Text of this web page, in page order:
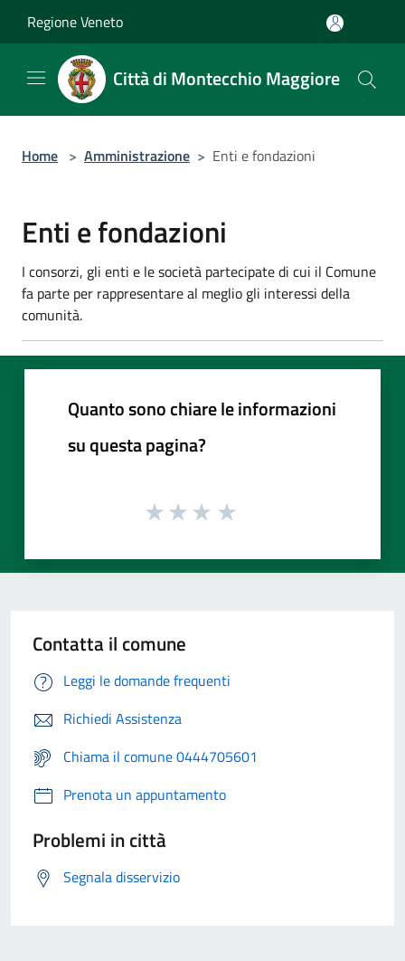
Regione Veneto
Città di Montecchio Maggiore
Home > Amministrazione > Enti e fondazioni
Enti e fondazioni
I consorzi, gli enti e le società partecipate di cui il Comune
fa parte per rappresentare al meglio gli interessi della
comunità.
Quanto sono chiare le informazioni
su questa pagina?
Contatta il comune
Leggi le domande frequenti
Richiedi Assistenza
Chiama il comune 0444705601
Prenota un appuntamento
Problemi in città
Segnala disservizio